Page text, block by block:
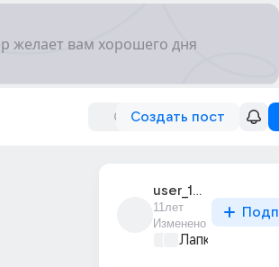
Создать пост
user_182326411
11лет
Изменено
Лапки и